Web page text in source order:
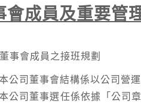
會成員及重要管
事會成員之接班規劃
公司董事會結構係以公司營
公司董事選任係依據「公司